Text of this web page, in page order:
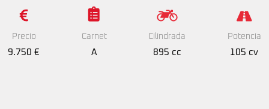
Precio
9.750 €
Carnet
A
Cilindrada
895 cc
Potencia
105 cv